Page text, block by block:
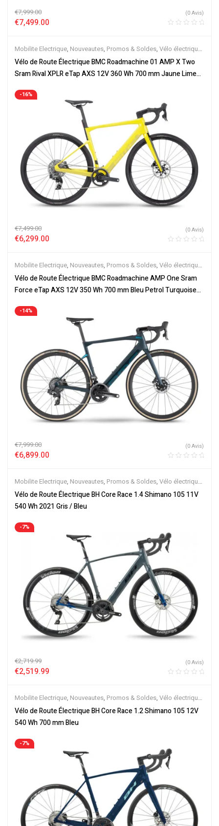
€7,999.00
€7,499.00
(0 Avis)
Mobilite Electrique, Nouveautes, Promos & Soldes, Vélo électrique
ville, Vélos de Route Electriques,Velos Electriques
Vélo de Route Électrique BMC Roadmachine 01 AMP X Two
Sram Rival XPLR eTap AXS 12V 360 Wh 700 mm Jaune Lime
-16%
€7,499.00
€6,299.00
(0 Avis)
Mobilite Electrique, Nouveautes, Promos & Soldes, Vélo électrique
ville,Vélos de Route Electriques,Velos Electriques
Vélo de Route Électrique BMC Roadmachine AMP One Sram
Force eTap AXS 12V 350 Wh 700 mm Bleu Petrol Turquoise
-14%
€7,999.00
€6,899.00
(0 Avis)
Mobilite Electrique, Nouveautes, Promos & Soldes, Vélo électrique
ville,Vélos de Route Electriques,Velos Electriques
Vélo de Route Électrique BH Core Race 1.4 Shimano 105 11V
540 Wh 2021 Gris / Bleu
-7%
€2,719.99
€2,519.99
(0 Avis)
Mobilite Electrique, Nouveautes, Promos & Soldes, Vélo électrique
ville,Vélos de Route Electriques,Velos Electriques
Vélo de Route Électrique BH Core Race 1.2 Shimano 105 12V
540 Wh 700 mm Bleu
-7%